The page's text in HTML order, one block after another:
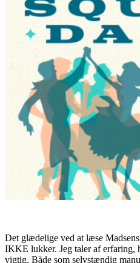
Det glædelige ved at læse
IKKE lukker. Jeg taler af erfaring,
vigtig. Både som selvstændig